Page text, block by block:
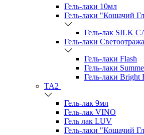
Гель-лаки 10мл
Гель-лаки "Кошачий
Гель-лак SILK
Гель-лаки
Гель-лаки Flash
Гель-лаки
Гель-лаки Bright
TA2
Гель-лак 9мл
Гель-лак VINO
Гель лак LUV
Гель-лаки "Кошачий